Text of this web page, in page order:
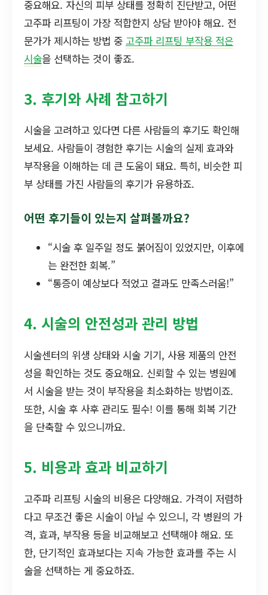
중요해요. 자신의 피부 상태를 정확히 진단받고, 어떤
고주파 리프팅이 가장 적합한지 상담 받아야 해요. 전
문가가 제시하는 방법 중 고주파 리프팅 부작용 적은
시술을 선택하는 것이 좋죠.
3. 후기와 사례 참고하기
시술을 고려하고 있다면 다른 사람들의 후기도 확인해
보세요. 사람들이 경험한 후기는 시술의 실제 효과와
부작용을 이해하는 데 큰 도움이 돼요. 특히, 비슷한 피
부 상태를 가진 사람들의 후기가 유용하죠.
어떤 후기들이 있는지 살펴볼까요?
“시술 후 일주일 정도 붉어짐이 있었지만, 이후에
는 완전한 회복.”
“통증이 예상보다 적었고 결과도 만족스러움!”
4. 시술의 안전성과 관리 방법
시술센터의 위생 상태와 시술 기기, 사용 제품의 안전
성을 확인하는 것도 중요해요. 신뢰할 수 있는 병원에
서 시술을 받는 것이 부작용을 최소화하는 방법이죠.
또한, 시술 후 사후 관리도 필수! 이를 통해 회복 기간
을 단축할 수 있으니까요.
5. 비용과 효과 비교하기
고주파 리프팅 시술의 비용은 다양해요. 가격이 저렴하
다고 무조건 좋은 시술이 아닐 수 있으니, 각 병원의 가
격, 효과, 부작용 등을 비교해보고 선택해야 해요. 또
한, 단기적인 효과보다는 지속 가능한 효과를 주는 시
술을 선택하는 게 중요하죠.